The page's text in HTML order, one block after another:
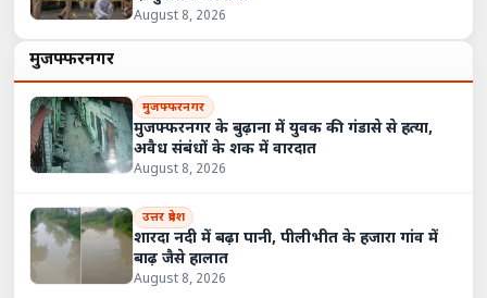
August 8, 2026
मुजफ्फरनगर
मुजफ्फरनगर
मुजफ्फरनगर के बुढ़ाना में युवक की गंडासे से हत्या,
अवैध संबंधों के शक में वारदात
August 8, 2026
उत्तर प्रदेश
शारदा नदी में बढ़ा पानी, पीलीभीत के हजारा गांव में
बाढ़ जैसे हालात
August 8, 2026